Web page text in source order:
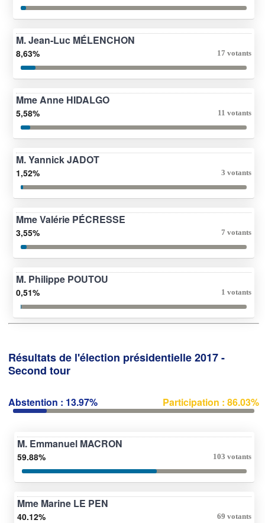
M. Jean-Luc MÉLENCHON
8,63% 17 votants
Mme Anne HIDALGO
5,58% 11 votants
M. Yannick JADOT
1,52% 3 votants
Mme Valérie PÉCRESSE
3,55% 7 votants
M. Philippe POUTOU
0,51% 1 votants
Résultats de l'élection présidentielle 2017 -
Second tour
Abstention : 13.97% Participation : 86.03%
M. Emmanuel MACRON
59.88% 103 votants
Mme Marine LE PEN
40.12% 69 votants